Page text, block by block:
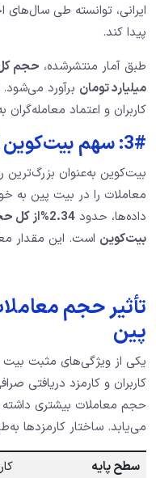
ایرانی، توانسته طی سال‌های
پیدا کند.
طبق آمار منتشرشده، حجم
میلیارد تومان برآورد
کاربران و اعتماد
3#: سهم بیت‌کوین از کل حجم معاملات
بیت‌کوین به‌عنوان بزرگ‌ترین
معاملات را در بیت پین به
داده‌ها، حدود 2.34% از کل
بیت‌کوین است. این مقدار
تأثیر حجم
پین
یکی از ویژگی‌های مثبت
حجم معاملات بیشتری
می‌یابد. ساختار کارمزدها
سطح پایه